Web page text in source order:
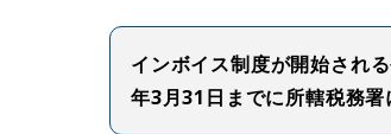
インボイス制度が開始され
年3月31日までに所轄税務署